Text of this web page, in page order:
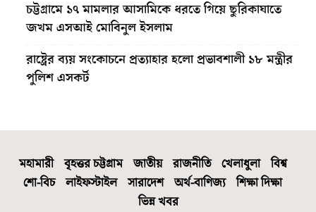
চট্টগ্রামে ১৭ মামলার আসামিকে ধরতে গিয়ে ছুরিকাঘাতে
জখম এসআই মোবিনুল ইসলাম
রাষ্ট্রের ব্যয় সংকোচনে প্রত্যাহার হলো প্রভাবশালী ১৮ মন্ত্রীর
পুলিশ এসকর্ট
মহামারী বৃহত্তর চট্টগ্রাম জাতীয় রাজনীতি খেলাধুলা
বিশ্ব
শো-বিচ
লাইফস্টাইল সারাদেশ অর্থ-বাণিজ্য
শিক্ষা দিক্ষা
ভিন্ন খবর